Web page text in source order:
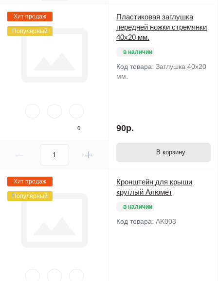
Хит продаж
Популярный
0
Пластиковая заглушка
передней ножки стремянки
40х20 мм.
в наличии
Код товара: Заглушка 40х20
мм.
90р.
В корзину
Хит продаж
Популярный
Кронштейн для крыши
круглый Алюмет
в наличии
Код товара: AK003